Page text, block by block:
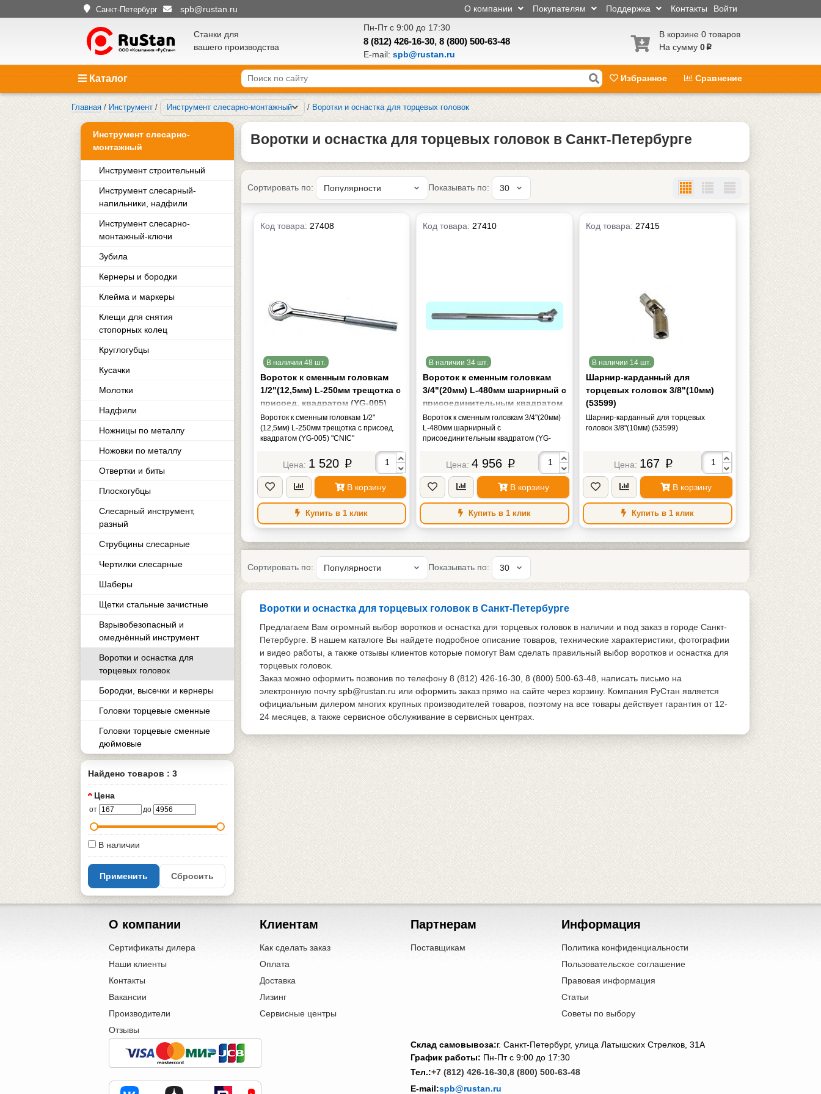
Санкт-Петербург spb@rustan.ru Войти
Контакты
Поддержка
Покупателям
О компании
Станки для
вашего производства
Пн-Пт с 9:00 до 17:30
8 (812) 426-16-30, 8 (800) 500-63-48
E-mail: spb@rustan.ru
В корзине 0 товаров
На сумму 0 p
Каталог Избранное Сравнение
Главная / Инструмент / Инструмент слесарно-монтажный / Воротки и оснаcтка для торцевых головок
Воротки и оснаcтка для торцевых головок в Санкт-Петербурге
Инструмент слесарно-
монтажный
Инструмент строительный
Инструмент слесарный-
напильники, надфили
Инструмент слесарно-
монтажный-ключи
Зубила
Кернеры и бородки
Клейма и маркеры
Клещи для снятия
стопорных колец
Круглогубцы
Кусачки
Молотки
Надфили
Ножницы по металлу
Ножовки по металлу
Отвертки и биты
Плоскогубцы
Слесарный инструмент,
разный
Струбцины слесарные
Чертилки слесарные
Шаберы
Щетки стальные зачистные
Взрывобезопасный и
омеднённый инструмент
Воротки и оснаcтка для
торцевых головок
Бородки, высечки и кернеры
Головки торцевые сменные
Головки торцевые сменные
дюймовые
Найдено товаров : 3
Цена
от до
В наличии
Применить Сбросить
Сортировать по: Показывать по:
Код товара: 27408
В наличии 48 шт.
Вороток к сменным головкам
1/2"(12,5мм) L-250мм трещотка с
присоед. квадратом (YG-005)
"CNIC"
Вороток к сменным головкам 1/2"
(12,5мм) L-250мм трещотка с присоед.
квадратом (YG-005) "CNIC"
1 520 p
В корзину
Купить в 1 клик
Код товара: 27410
В наличии 34 шт.
Вороток к сменным головкам
3/4"(20мм) L-480мм шарнирный с
присоединительным квадратом
(YG-010) "CNIC"
Вороток к сменным головкам 3/4"(20мм)
L-480мм шарнирный с
присоединительным квадратом (YG-
4 956 p
В корзину
Купить в 1 клик
Код товара: 27415
В наличии 14 шт.
Шарнир-карданный для
торцевых головок 3/8"(10мм)
(53599)
Шарнир-карданный для торцевых
головок 3/8"(10мм) (53599)
167 p
В корзину
Купить в 1 клик
Сортировать по: Показывать по:
Воротки и оснаcтка для торцевых головок в Санкт-Петербурге
Предлагаем Вам огромный выбор воротков и оснаcтка для торцевых головок в наличии и под заказ в городе Санкт-
Петербурге. В нашем каталоге Вы найдете подробное описание товаров, технические характеристики, фотографии
и видео работы, а также отзывы клиентов которые помогут Вам сделать правильный выбор воротков и оснаcтка для
торцевых головок.
Заказ можно оформить позвонив по телефону 8 (812) 426-16-30, 8 (800) 500-63-48, написать письмо на
электронную почту spb@rustan.ru или оформить заказ прямо на сайте через корзину. Компания РуСтан является
официальным дилером многих крупных производителей товаров, поэтому на все товары действует гарантия от 12-
24 месяцев, а также сервисное обслуживание в сервисных центрах.
О компании
Сертификаты дилера
Наши клиенты
Контакты
Вакансии
Производители
Отзывы
Клиентам
Как сделать заказ
Оплата
Доставка
Лизинг
Сервисные центры
Партнерам
Поставщикам
Информация
Политика конфиденциальности
Пользовательское соглашение
Правовая информация
Статьи
Советы по выбору
Cклад самовывоза:г. Санкт-Петербург, улица Латышских Стрелков, 31А
График работы: Пн-Пт с 9:00 до 17:30
Тел.:+7 (812) 426-16-30,8 (800) 500-63-48
E-mail:spb@rustan.ru